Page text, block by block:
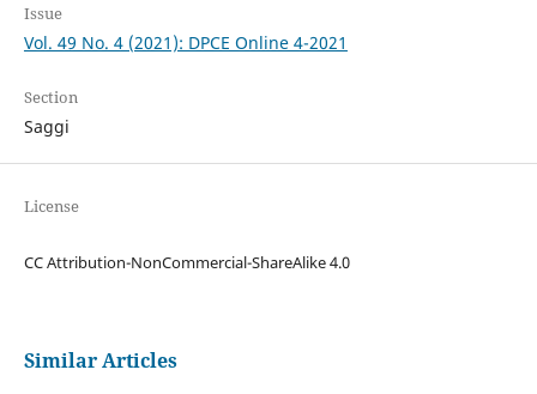
Issue
Vol. 49 No. 4 (2021): DPCE Online 4-2021
Section
Saggi
License
CC Attribution-NonCommercial-ShareAlike 4.0
Similar Articles